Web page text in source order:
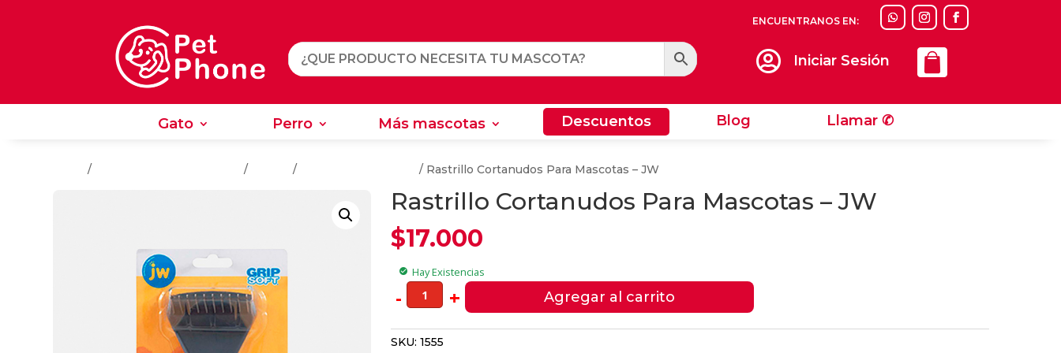
ENCUENTRANOS EN:
 Iniciar Sesión
Gato Perro Más mascotas Descuentos Blog Llamar ✆
Llamar ✆
/ / / / Rastrillo Cortanudos Para Mascotas – JW
Rastrillo Cortanudos Para Mascotas – JW
$17.000
check_circle Hay Existencias
- Rastrillo
Cortanudos
Para
Mascotas
+ Agregar al carrito
SKU: 1555